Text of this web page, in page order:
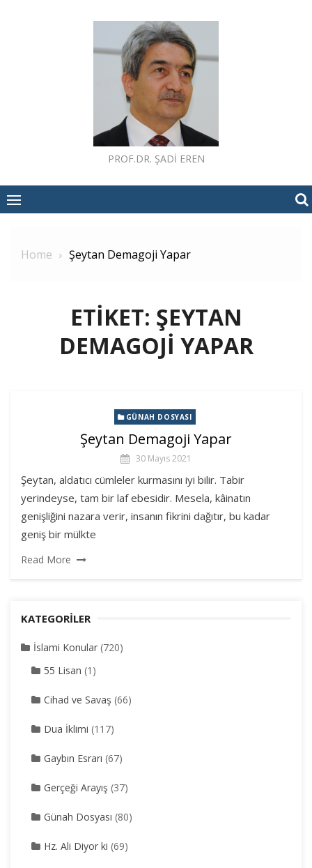
PROF.DR. ŞADI EREN
Home Şeytan Demagoji Yapar
ETIKET: ŞEYTAN
DEMAGOJI YAPAR
GÜNAH DOSYASI
Şeytan Demagoji Yapar
30 Mayıs 2021
Şeytan, aldatıcı cümleler kurmasını iyi bilir. Tabir
yerindeyse, tam bir laf ebesidir. Mesela, kâinatın
genişliğini nazara verir, insanın fikrini dağıtır, bu kadar
geniş bir mülkte
Read More
KATEGORILER
İslami Konular (720)
55 Lisan (1)
Cihad ve Savaş (66)
Dua İklimi (117)
Gaybın Esrarı (67)
Gerçeği Arayış (37)
Günah Dosyası (80)
Hz. Ali Diyor ki (69)